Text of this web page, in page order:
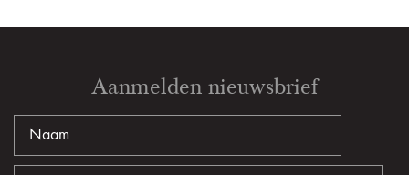
Aanmelden nieuwsbrief